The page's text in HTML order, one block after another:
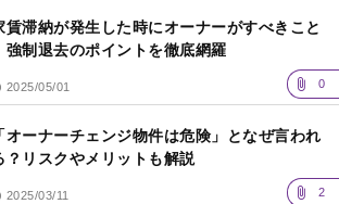
賃滞納が発生した時にオーナーがすべきこと
｜強制退去のポイントを徹底網羅
2025/05/01 0
「オーナーチェンジ物件は危険」となぜ言われ
？リスクやメリットも解説
2025/03/11 2